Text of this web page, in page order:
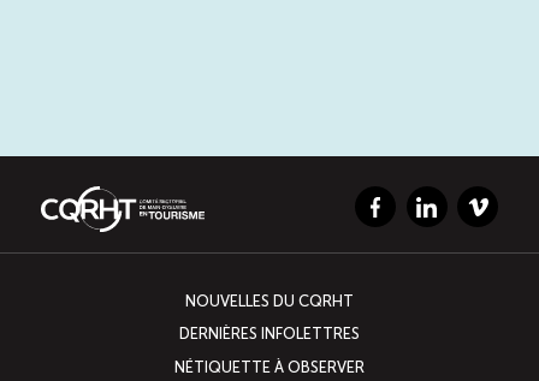
FacebookLinkedInVimeo
NOUVELLES DU CQRHT
DERNIÈRES INFOLETTRES
NÉTIQUETTE À OBSERVER